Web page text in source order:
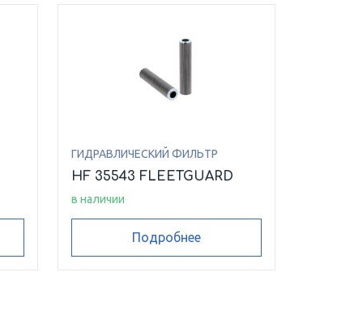
ГИДРАВЛИЧЕСКИЙ ФИЛЬТР
HF 35543 FLEETGUARD
в наличии
Подробнее